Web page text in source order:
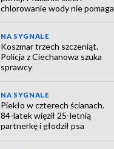
chlorowanie wody nie pomaga
NA SYGNALE
Koszmar trzech szczeniąt.
Policja z Ciechanowa szuka
sprawcy
NA SYGNALE
Piekło w czterech ścianach.
84-latek więził 25-letnią
partnerkę i głodził psa